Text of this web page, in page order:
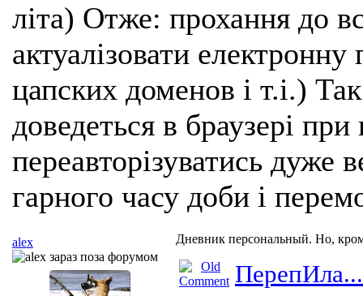
літа) Отже: прохання до
актуалізовати
цапских доменов і т.і.)
доведеться в браузері
переавторізуватись
гарного часу доби і
Дневник персональный. Но,
ПерепИла...
alex